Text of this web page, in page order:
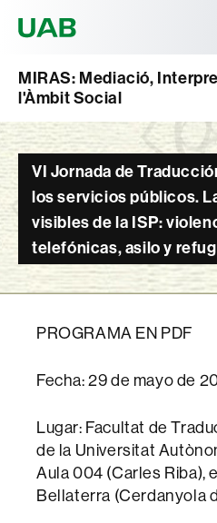
MIRAS: Mediació,
l'Àmbit Social
VI Jornada de
los servicios públicos.
visibles de la ISP:
telefónicas, asilo y
PROGRAMA EN PDF
Fecha: 29 de mayo de
Lugar: Facultat de
de la Universitat
Aula 004 (Carles Riba),
Bellaterra (Cerdanyola